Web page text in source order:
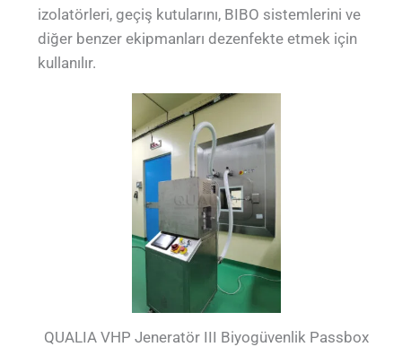
izolatörleri, geçiş kutularını, BIBO sistemlerini ve
diğer benzer ekipmanları dezenfekte etmek için
kullanılır.
QUALIA VHP Jeneratör III Biyogüvenlik Passbox